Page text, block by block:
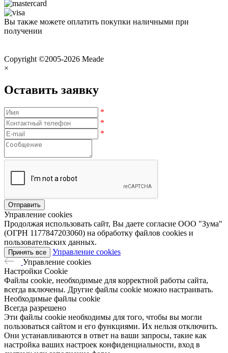
Вы также можете оплатить покупки наличными при
получении
Copyright ©2005-2026 Meade
×
Оставить заявку
*
*
*
Управление cookies
Продолжая использовать сайт, Вы даете согласие ООО "Зума"
(ОГРН 1177847203060) на обработку файлов cookies и
пользовательских данных.
Принять все
Управление cookies
Управление cookies
Настройки Cookie
Файлы cookie, необходимые для корректной работы сайта,
всегда включены. Другие файлы cookie можно настраивать.
Необходимые файлы cookie
Всегда разрешено
Эти файлы cookie необходимы для того, чтобы вы могли
пользоваться сайтом и его функциями. Их нельзя отключить.
Они устанавливаются в ответ на ваши запросы, такие как
настройка ваших настроек конфиденциальности, вход в